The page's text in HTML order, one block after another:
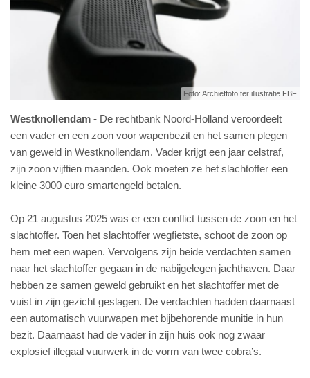
Foto: Archieffoto ter illustratie FBF
Westknollendam
De rechtbank Noord-Holland veroordeelt
een vader en een zoon voor wapenbezit en het samen plegen
van geweld in Westknollendam. Vader krijgt een jaar celstraf,
zijn zoon vijftien maanden. Ook moeten ze het slachtoffer een
kleine 3000 euro smartengeld betalen.
Op 21 augustus 2025 was er een conflict tussen de zoon en het
slachtoffer. Toen het slachtoffer wegfietste, schoot de zoon op
hem met een wapen. Vervolgens zijn beide verdachten samen
naar het slachtoffer gegaan in de nabijgelegen jachthaven. Daar
hebben ze samen geweld gebruikt en het slachtoffer met de
vuist in zijn gezicht geslagen. De verdachten hadden daarnaast
een automatisch vuurwapen met bijbehorende munitie in hun
bezit. Daarnaast had de vader in zijn huis ook nog zwaar
explosief illegaal vuurwerk in de vorm van twee cobra’s.